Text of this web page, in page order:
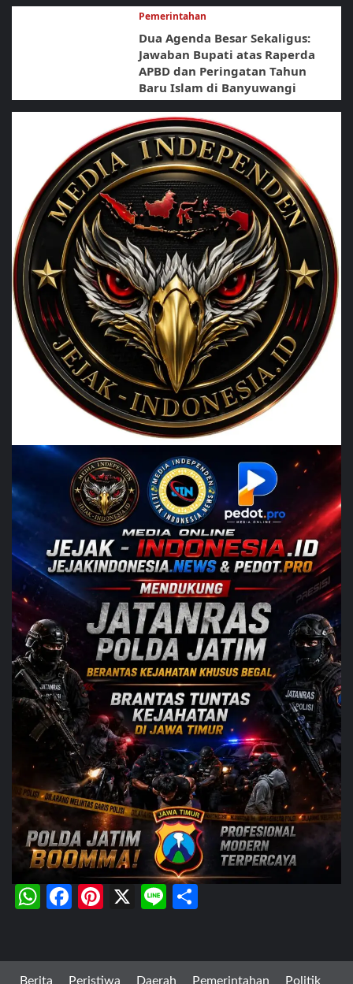
Pemerintahan
Dua Agenda Besar Sekaligus:
Jawaban Bupati atas Raperda
APBD dan Peringatan Tahun
Baru Islam di Banyuwangi
WhatsApp
Facebook
Pinterest
X Line
Berita Peristiwa Daerah Pemerintahan Politik